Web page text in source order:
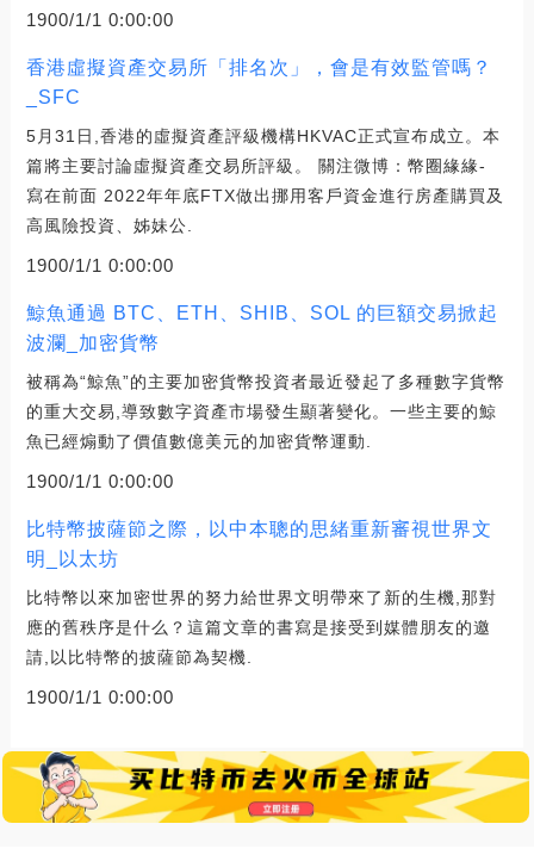
1900/1/1 0:00:00
香港虛擬資產交易所「排名次」，會是有效監管嗎？
_SFC
5月31日,香港的虛擬資產評級機構HKVAC正式宣布成立。本
篇將主要討論虛擬資產交易所評級。 關注微博：幣圈緣緣-
寫在前面 2022年年底FTX做出挪用客戶資金進行房產購買及
高風險投資、姊妹公.
1900/1/1 0:00:00
鯨魚通過 BTC、ETH、SHIB、SOL 的巨額交易掀起
波瀾_加密貨幣
被稱為“鯨魚”的主要加密貨幣投資者最近發起了多種數字貨幣
的重大交易,導致數字資產市場發生顯著變化。一些主要的鯨
魚已經煽動了價值數億美元的加密貨幣運動.
1900/1/1 0:00:00
比特幣披薩節之際，以中本聰的思緒重新審視世界文
明_以太坊
比特幣以來加密世界的努力給世界文明帶來了新的生機,那對
應的舊秩序是什么？這篇文章的書寫是接受到媒體朋友的邀
請,以比特幣的披薩節為契機.
1900/1/1 0:00:00